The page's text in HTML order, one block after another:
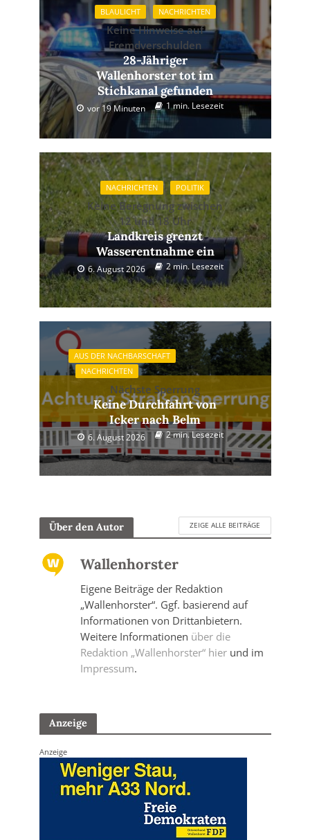
BLAULICHT NACHRICHTEN
Keine Hinweise auf
Fremdverschulden
28-Jähriger
Wallenhorster tot im
Stichkanal gefunden
vor 19 Minuten 1 min. Lesezeit
NACHRICHTEN POLITIK
Keine Beregnung zwischen
12 und 18 Uhr
Landkreis grenzt
Wasserentnahme ein
6. August 2026 2 min. Lesezeit
AUS DER NACHBARSCHAFT
NACHRICHTEN
Nächste Sperrung
Keine Durchfahrt von
Icker nach Belm
6. August 2026 2 min. Lesezeit
Über den Autor ZEIGE ALLE BEITRÄGE
Wallenhorster
Eigene Beiträge der Redaktion
„Wallenhorster“. Ggf. basierend auf
Informationen von Drittanbietern.
Weitere Informationen über die
Redaktion „Wallenhorster“ hierund im
Impressum.
Anzeige
Anzeige